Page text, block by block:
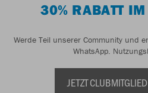
30% RABATT
Werde Teil unserer Community und
WhatsApp.
JETZT